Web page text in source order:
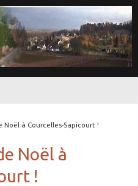
Noël à Courcelles-Sapicourt !
Noël à
!